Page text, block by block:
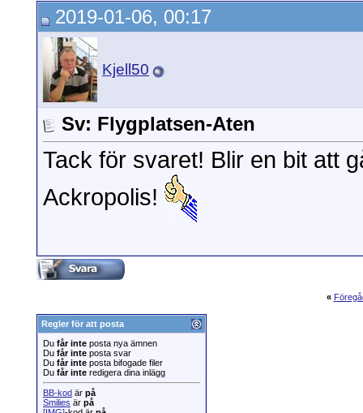
2019-01-06, 00:17
Kjell50
Sv: Flygplatsen-Aten
Tack för svaret! Blir en bit att
Ackropolis!
«
Regler för att posta
Du får inte posta nya ämnen
Du får inte posta svar
Du får inte posta bifogade filer
Du får inte redigera dina inlägg
BB-kod är på
Smilies är på